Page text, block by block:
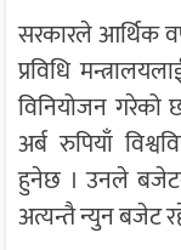
सरकारले आर्थिक
प्रविधि
विनियोजन
अर्ब रुपियाँ
हुनेछ । उनले
अत्यन्तै न्युन बजेट